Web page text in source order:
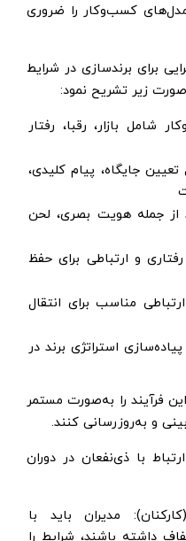
کسب‌وکار را ضروری
برای برندسازی در شرایط
زیر تشریح نمود:
شامل بازار، رقبا، رفتار
جایگاه، پیام کلیدی،
از جمله هویت بصری، لحن
و ارتباطی برای حفظ
مناسب برای انتقال
استراتژی برند در
فرآیند را به‌صورت مستمر
و به‌روزرسانی کنند.
با ذی‌نفعان در دوران
مدیران باید با